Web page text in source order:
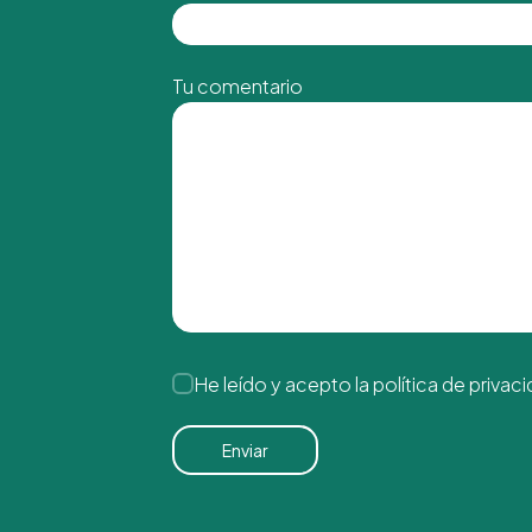
Tu comentario
He leído y acepto lapolítica de